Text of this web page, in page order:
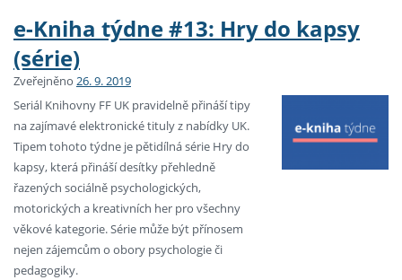
e-Kniha týdne #13: Hry do kapsy
(série)
Zveřejněno 26. 9. 2019
Seriál Knihovny FF UK pravidelně přináší tipy
na zajímavé elektronické tituly z nabídky UK.
Tipem tohoto týdne je pětidílná série Hry do
kapsy, která přináší desítky přehledně
řazených sociálně psychologických,
motorických a kreativních her pro všechny
věkové kategorie. Série může být přínosem
nejen zájemcům o obory psychologie či
pedagogiky.